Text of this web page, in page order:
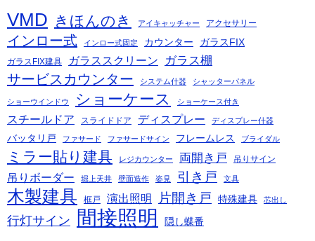
VMD きほんのき アイキャッチャー アクセサリー
インロー式 インロー式固定 カウンター ガラスFIX
ガラスFIX建具 ガラススクリーン ガラス棚
サービスカウンター システム什器 シャッターパネル
ショーウインドウ ショーケース ショーケース付き
スチールドア スライドドア ディスプレー ディスプレー什器
バッタリ戸 ファサード ファサードサイン フレームレス ブライダル
ミラー貼り建具 レジカウンター 両開き戸 吊りサイン
吊りボーダー 堀上天井 壁面造作 姿見 引き戸 文具
木製建具 框戸 演出照明 片開き戸 特殊建具 芯出し
行灯サイン 間接照明 隠し蝶番